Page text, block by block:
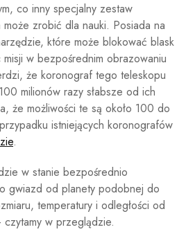
co inny specjalny zestaw
może zrobić dla nauki. Posiada na
które może blokować blask
w bezpośrednim obrazowaniu
że koronograf tego teleskopu
milionów razy słabsze od ich
że ​​możliwości te są około 100 do
istniejących koronografów
.
w stanie bezpośrednio
gwiazd od planety podobnej do
temperatury i odległości od
w przeglądzie.